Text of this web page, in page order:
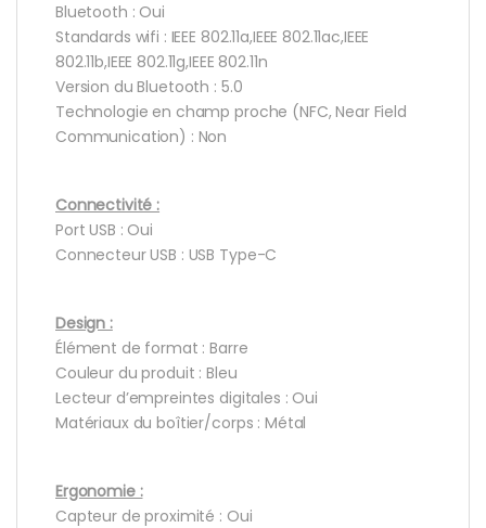
Bluetooth : Oui
Standards wifi : IEEE 802.11a,IEEE 802.11ac,IEEE
802.11b,IEEE 802.11g,IEEE 802.11n
Version du Bluetooth : 5.0
Technologie en champ proche (NFC, Near Field
Communication) : Non
Connectivité :
Port USB : Oui
Connecteur USB : USB Type-C
Design :
Élément de format : Barre
Couleur du produit : Bleu
Lecteur d’empreintes digitales : Oui
Matériaux du boîtier/corps : Métal
Ergonomie :
Capteur de proximité : Oui